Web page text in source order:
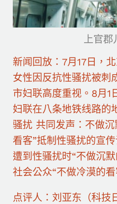
上官郡
新闻回放：7月17日，
女性因反抗性骚扰被刺
市妇联高度重视。8月1
妇联在八条地铁线路的
骚扰 共同发声：不做
看客”抵制性骚扰的宣
遭到性骚扰时“不做沉
社会公众“不做冷漠的看
点评人：刘亚东（科技